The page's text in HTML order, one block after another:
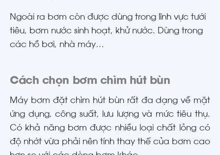
Ngoài ra bơm còn được dùng trong lĩnh vực tưới
tiêu, bơm nước sinh hoạt, khử nước. Dùng trong
các hồ bơi, nhà máy…
Cách chọn bơm chìm hút bùn
Máy bơm đặt chìm hút bùn rất đa dạng về mặt
ứng dụng, công suất, lưu lượng và mức tiêu thụ.
Có khả năng bơm được nhiều loại chất lỏng có
độ nhớt vừa phải nên tính thay thế của bơm cao